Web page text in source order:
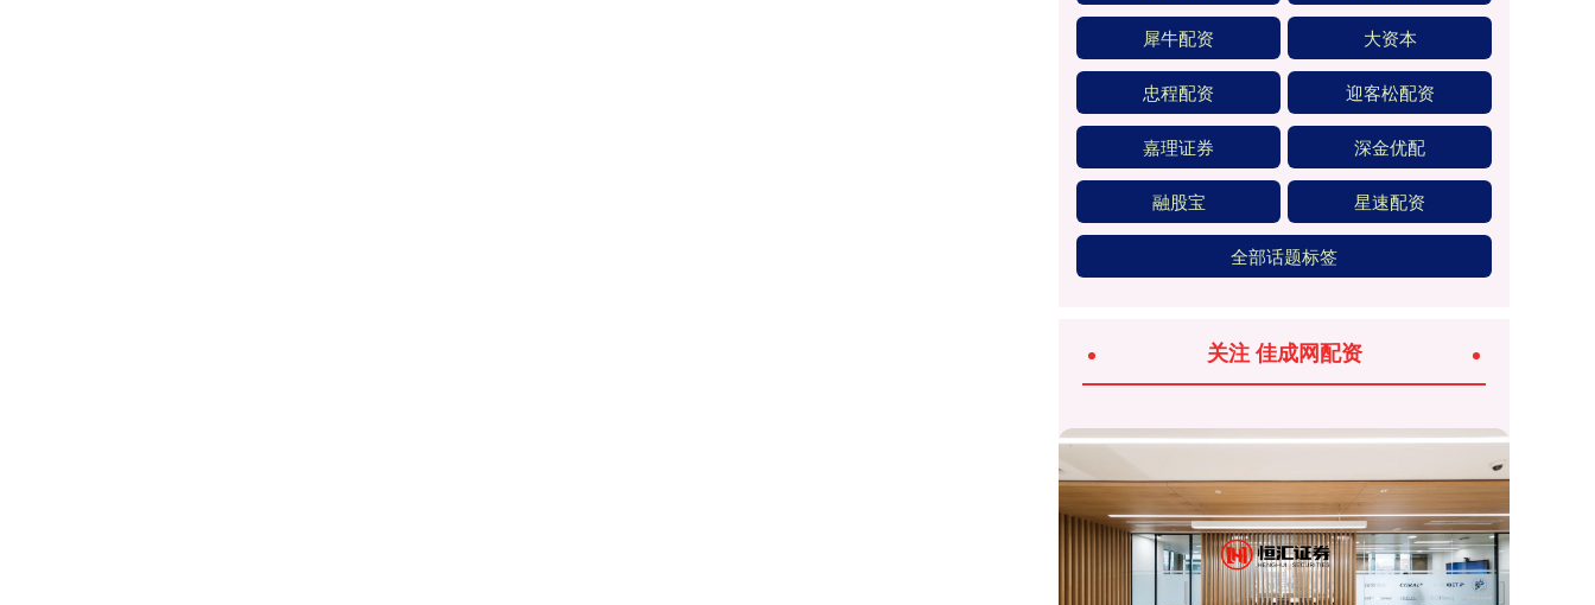
犀牛配资 大资本
忠程配资 迎客松配资
嘉理证券 深金优配
融股宝 星速配资
全部话题标签
关注 佳成网配资